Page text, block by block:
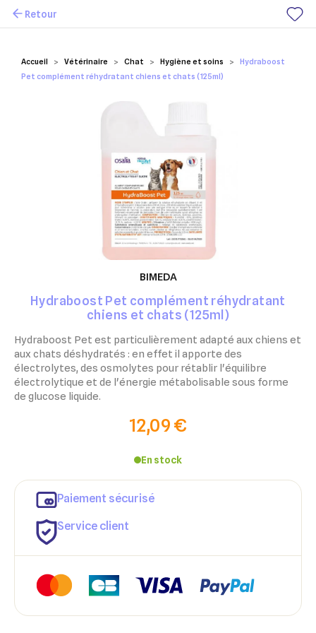
Mes favoris
Accueil Vétérinaire Chat Hygiène et soins
Hydraboost
Pet complément réhydratant chiens et chats (125ml)
Retour
BIMEDA
Hydraboost Pet complément réhydratant
chiens et chats (125ml)
Hydraboost Pet est particulièrement adapté aux chiens et
aux chats déshydratés : en effet il apporte des
électrolytes, des osmolytes pour rétablir l'équilibre
électrolytique et de l'énergie métabolisable sous forme
de glucose liquide.
12,09 €
En stock
Paiement sécurisé
Service client